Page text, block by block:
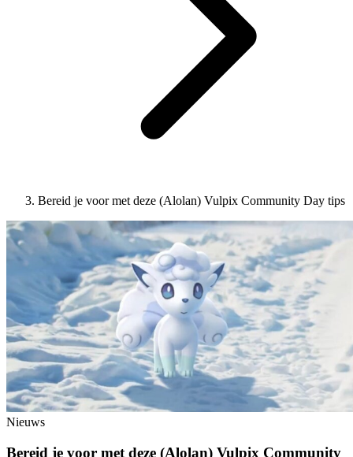
Bereid je voor met deze (Alolan) Vulpix Community Day tips
Nieuws
Bereid je voor met deze (Alolan) Vulpix Community